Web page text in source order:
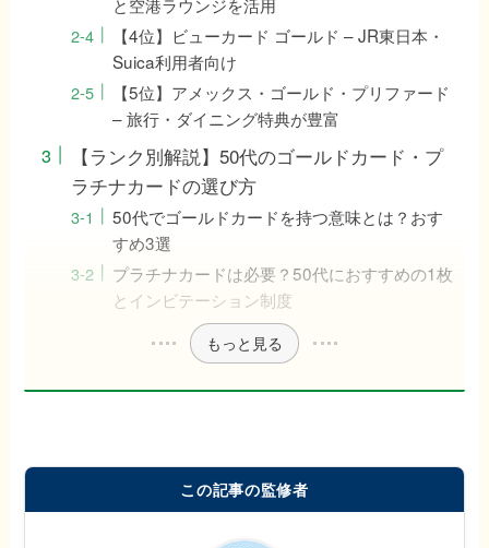
【4位】ビューカード ゴールド – JR東日本・
Suica利用者向け
【5位】アメックス・ゴールド・プリファード
– 旅行・ダイニング特典が豊富
【ランク別解説】50代のゴールドカード・プ
ラチナカードの選び方
50代でゴールドカードを持つ意味とは？おす
すめ3選
プラチナカードは必要？50代におすすめの1枚
とインビテーション制度
もっと見る
この記事の監修者